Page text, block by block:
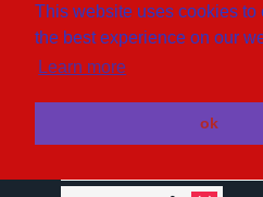
This website uses cookies to
the best experience on our
Learn more
ok
FLN NEW BOOK PDF FILE
GHARE SHIKHIYE (ઘરે શીખીએ)